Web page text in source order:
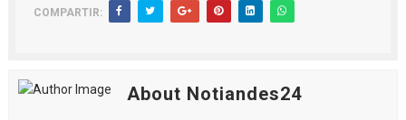
COMPARTIR:
About Notiandes24